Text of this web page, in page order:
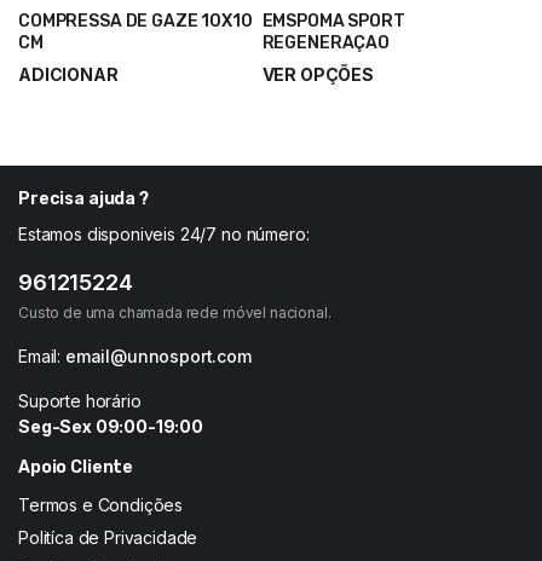
COMPRESSA DE GAZE 10X10
CM
ADICIONAR
EMSPOMA SPORT
REGENERAÇAO
VER OPÇÕES
Precisa ajuda ?
Estamos disponiveis 24/7 no número:
961215224
Custo de uma chamada rede móvel nacional.
Email: email@unnosport.com
Suporte horário
Seg-Sex 09:00-19:00
Apoio Cliente
Termos e Condições
Politíca de Privacidade